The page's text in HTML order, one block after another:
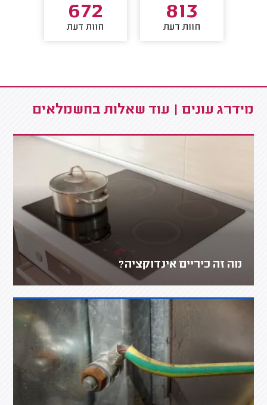
813
חוות דעת
672
חוות דעת
מידרג עונים | עוד שאלות בחשמלאים
מה זה כיריים אינדוקציה?